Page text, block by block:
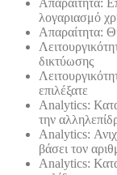
Απαραίτητα:
λογαριασμό
Απαραίτητα:
δικτύωσης
επιλέξατε
Analytics:
την
Analytics:
βάσει τον
Analytics: